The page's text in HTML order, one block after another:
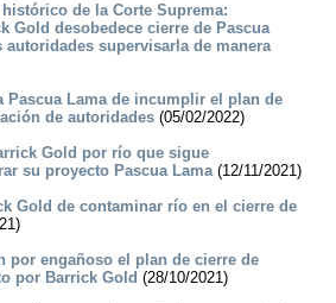
de la Corte Suprema:
Gold desobedece cierre de Pascua
autoridades supervisarla de manera
Pascua Lama de incumplir el plan de
de autoridades (05/02/2022)
Gold por río que sigue
su proyecto Pascua Lama(12/11/2021)
Gold de contaminar río en el cierre de
por engañoso el plan de cierre de
por Barrick Gold (28/10/2021)